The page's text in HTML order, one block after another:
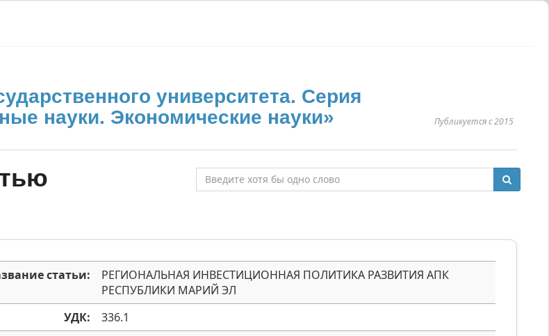
университета. Серия
науки. Экономические науки»
Публикуется с 2015
статьи:
РЕГИОНАЛЬНАЯ ИНВЕСТИЦИОННАЯ ПОЛИТИКА РАЗВИТИЯ АПК
РЕСПУБЛИКИ МАРИЙ ЭЛ
УДК:
336.1